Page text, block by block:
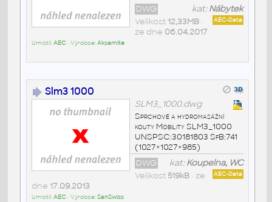
kat:Nábytek
DWG
AEC-Data
Velikost 12,33MB•
ze dne 06.04.2017
Umístil:AEC• Výrobce:Aksamite
Slm3 1000
SLM3_1000.dwg
Sprchové a hydromasážní
kouty Mobility SLM3_1000
UNSPSC:30181803 SfB:741
(1027×1027×985)
kat:Koupelna, WC
DWG
AEC-Data
Velikost 519kB• ze
dne 17.09.2013
Umístil:AEC• Výrobce:SanSwiss